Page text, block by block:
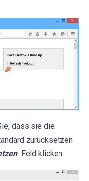
dass sie die
zurücksetzen
Feld klicken.